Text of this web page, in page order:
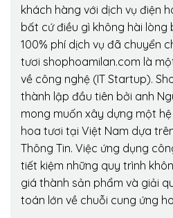
khách hàng với dịch vụ điện
bất cứ điều gì không hài lòng
100% phí dịch vụ đã chuyển
tươi shophoamilan.com là
về công nghệ (IT Startup).
thành lập đầu tiên bởi anh
mong muốn xây dựng một
hoa tươi tại Việt Nam dựa
Thông Tin. Việc ứng dụng
tiết kiệm những quy trình
giá thành sản phẩm và giải
toán lớn về chuỗi cung ứng